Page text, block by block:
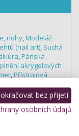
nohy,Modeláž
(nail art), Suchá
,Pánská
akrygelových
,Přístrojová
bez přijetí
osobních údajů